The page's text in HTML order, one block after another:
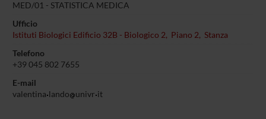
MED/01 - STATISTICA MEDICA
Ufficio
Istituti Biologici Edificio 32B - Biologico 2, Piano 2, Stanza
Telefono
+39 045 802 7655
E-mail
valentina lando univr it